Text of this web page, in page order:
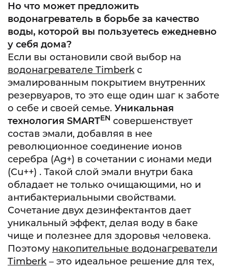
Но что может предложить
водонагреватель в борьбе за качество
воды, которой вы пользуетесь ежедневно
у себя дома?
Если вы остановили свой выбор на
водонагревателе Timberk с
эмалированным покрытием внутренних
резервуаров, то это еще один шаг к заботе
о себе и своей семье. Уникальная
технология SMARTEN совершенствует
состав эмали, добавляя в нее
революционное соединение ионов
серебра (Ag+) в сочетании с ионами меди
(Cu++) . Такой слой эмали внутри бака
обладает не только очищающими, но и
антибактериальными свойствами.
Сочетание двух дезинфектантов дает
уникальный эффект, делая воду в баке
чище и полезнее для здоровья человека.
Поэтому накопительные водонагреватели
Timberk – это идеальное решение для тех,